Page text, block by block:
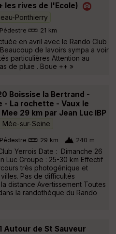
les rives de l'Ecole)
Ponthierry
21 km
en avril avec le Rando Club
de lavoirs sympa a voir
particulières Attention au
de pluie . Boue ++ »
Boissise la Bertrand -
- La rochette - Vaux le
29 km par Jean Luc IBP
Mée-sur-Seine
29 km 240 m
Yerrois Date : Dimanche 26
Luc Groupe : 25-30 km Effectif
très photogénique et
Pas de difficultés
distance Avertissement Toutes
la randothèque du Rando
Autour de St Sauveur